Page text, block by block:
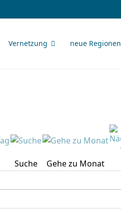
Vernetzung neue Regionen
Suche Gehe zu Monat